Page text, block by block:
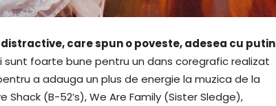
care spun o poveste, adesea cu putin
sunt foarte bune pentru un dans coregrafic realizat
a adauga un plus de energie la muzica de la
(B-52’s), We Are Family (Sister Sledge),